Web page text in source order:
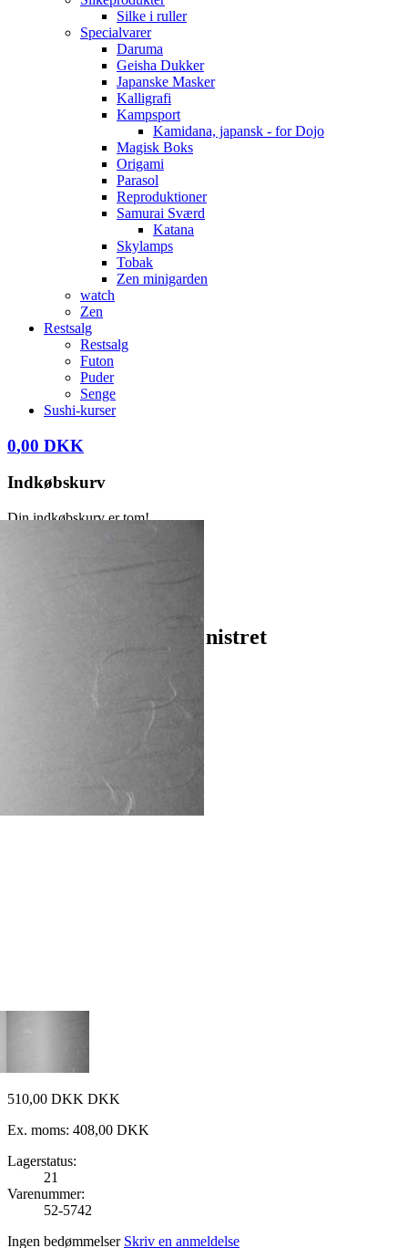
Silke i ruller
Specialvarer
Daruma
Geisha Dukker
Japanske Masker
Kalligrafi
Kampsport
Kamidana, japansk - for Dojo
Magisk Boks
Origami
Parasol
Reproduktioner
Samurai Sværd
Katana
Skylamps
Tobak
Zen minigarden
watch
Zen
Restsalg
Restsalg
Futon
Puder
Senge
Sushi-kurser
0,00 DKK
Indkøbskurv
Din indkøbskurv er tom!
Rispapir model 5742 nistret
510,00 DKK DKK
Ex. moms: 408,00 DKK
Lagerstatus:
21
Varenummer:
52-5742
Ingen bedømmelser Skriv en anmeldelse